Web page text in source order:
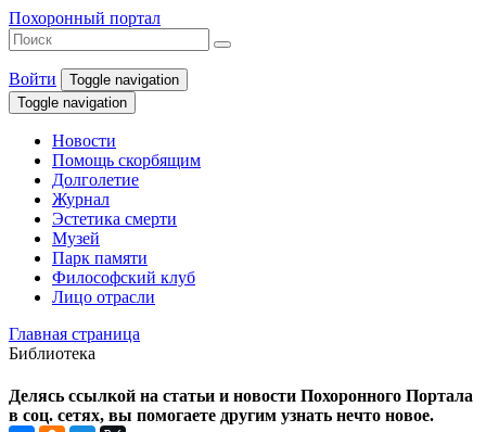
Похоронный портал
Войти
Toggle navigation
Toggle navigation
Новости
Помощь скорбящим
Долголетие
Журнал
Эстетика смерти
Музей
Парк памяти
Философский клуб
Лицо отрасли
Главная страница
Библиотека
Делясь ссылкой на статьи и новости Похоронного Портала
в соц. сетях, вы помогаете другим узнать нечто новое.